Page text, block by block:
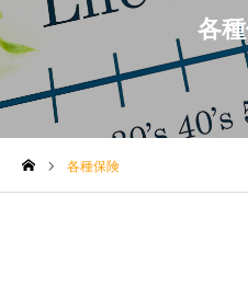
各
各種保険
LINE
ABOUT
PRODUCT
VOICES